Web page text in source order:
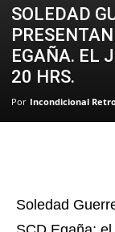
SOLEDAD
EGAÑA. EL
20 HRS.
Por Incondicional
Soledad